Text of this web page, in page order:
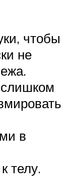
чтобы
не
слишком
в
телу.